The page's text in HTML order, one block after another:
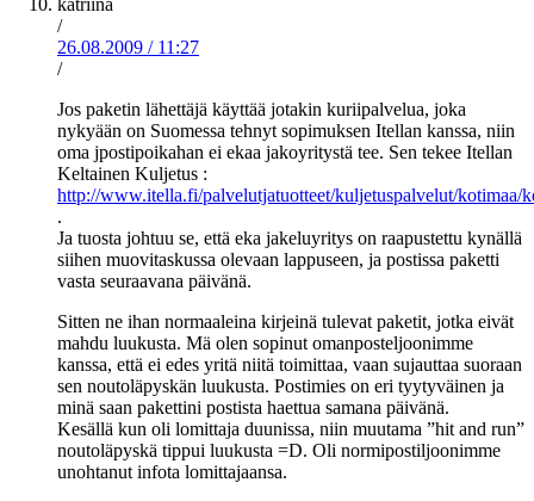
katriina
/
26.08.2009 / 11:27
/
Jos paketin lähettäjä käyttää jotakin kuriipalvelua, joka
nykyään on Suomessa tehnyt sopimuksen Itellan kanssa, niin
oma jpostipoikahan ei ekaa jakoyritystä tee. Sen tekee Itellan
Keltainen Kuljetus :
http://www.itella.fi/palvelutjatuotteet/kuljetuspalvelut/kotimaa/
.
Ja tuosta johtuu se, että eka jakeluyritys on raapustettu kynällä
siihen muovitaskussa olevaan lappuseen, ja postissa paketti
vasta seuraavana päivänä.
Sitten ne ihan normaaleina kirjeinä tulevat paketit, jotka eivät
mahdu luukusta. Mä olen sopinut omanposteljoonimme
kanssa, että ei edes yritä niitä toimittaa, vaan sujauttaa suoraan
sen noutoläpyskän luukusta. Postimies on eri tyytyväinen ja
minä saan pakettini postista haettua samana päivänä.
Kesällä kun oli lomittaja duunissa, niin muutama ”hit and run”
noutoläpyskä tippui luukusta =D. Oli normipostiljoonimme
unohtanut infota lomittajaansa.